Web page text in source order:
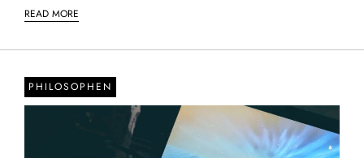
READ MORE
PHILOSOPHEN